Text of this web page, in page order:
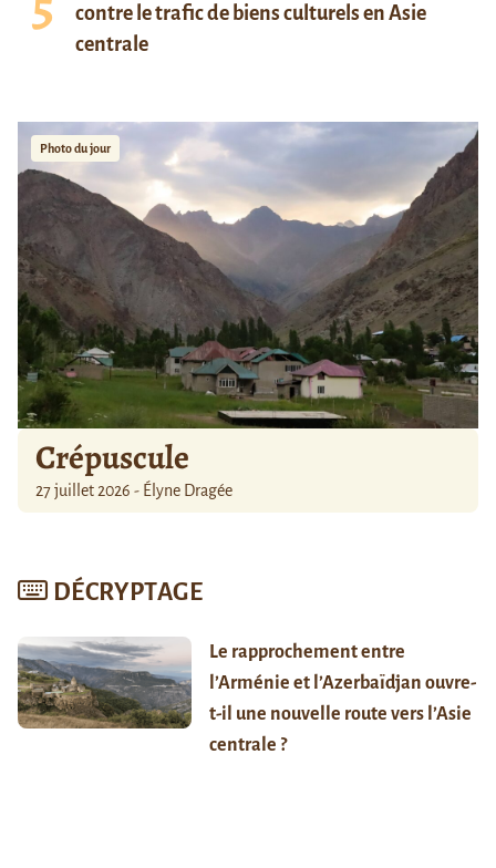
contre le trafic de biens culturels en Asie
centrale
Photo du jour
Crépuscule
27 juillet 2026 - Élyne Dragée
DÉCRYPTAGE
Le rapprochement entre
l’Arménie et l’Azerbaïdjan ouvre-
t-il une nouvelle route vers l’Asie
centrale ?